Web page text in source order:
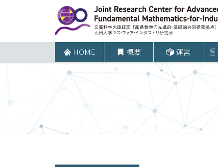
ツ
プ
HOME 概要 運営